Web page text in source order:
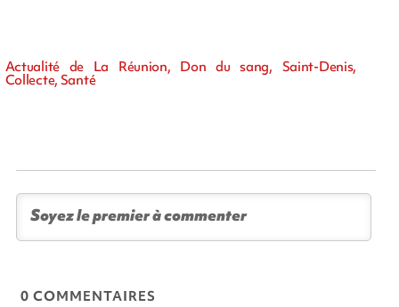
Actualité de La Réunion, Don du sang, Saint-Denis,
Collecte, Santé
0 COMMENTAIRES